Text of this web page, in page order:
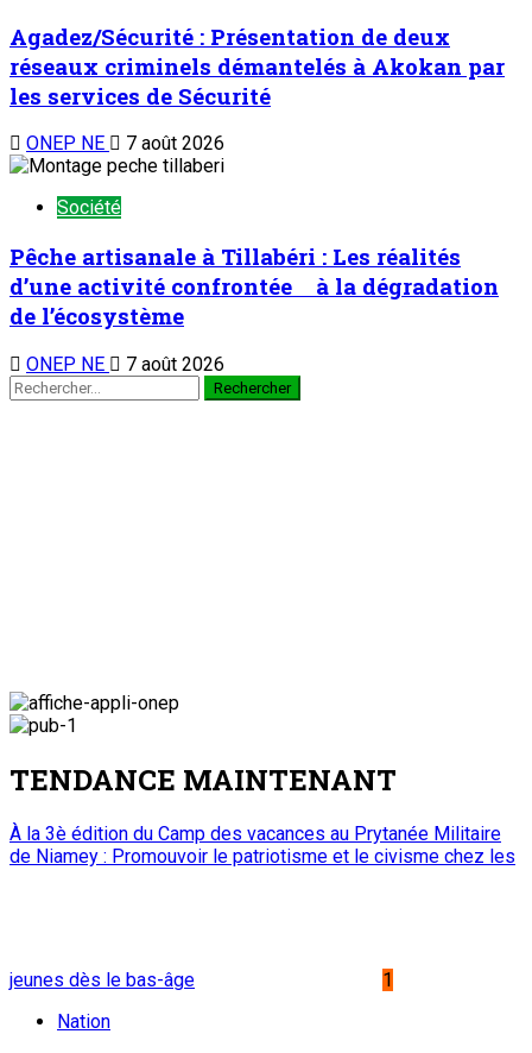
Agadez/Sécurité : Présentation de deux
réseaux criminels démantelés à Akokan par
les services de Sécurité
ONEP NE 7 août 2026
Société
Pêche artisanale à Tillabéri : Les réalités
d’une activité confrontée à la dégradation
de l’écosystème
ONEP NE 7 août 2026
TENDANCE MAINTENANT
À la 3è édition du Camp des vacances au Prytanée Militaire
de Niamey : Promouvoir le patriotisme et le civisme chez les
jeunes dès le bas-âge
1
Nation